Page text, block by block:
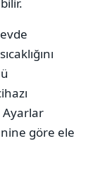
Ayarlar
göre ele